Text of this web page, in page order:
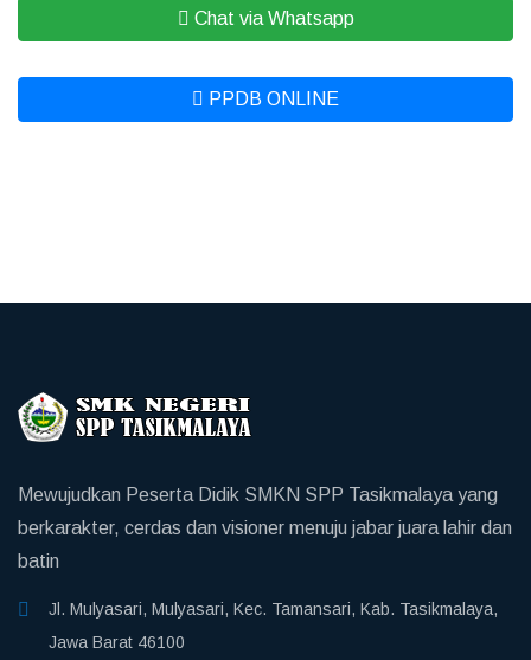
Chat via Whatsapp
PPDB ONLINE
Mewujudkan Peserta Didik SMKN SPP Tasikmalaya yang
berkarakter, cerdas dan visioner menuju jabar juara lahir dan
batin
Jl. Mulyasari, Mulyasari, Kec. Tamansari, Kab. Tasikmalaya,
Jawa Barat 46100